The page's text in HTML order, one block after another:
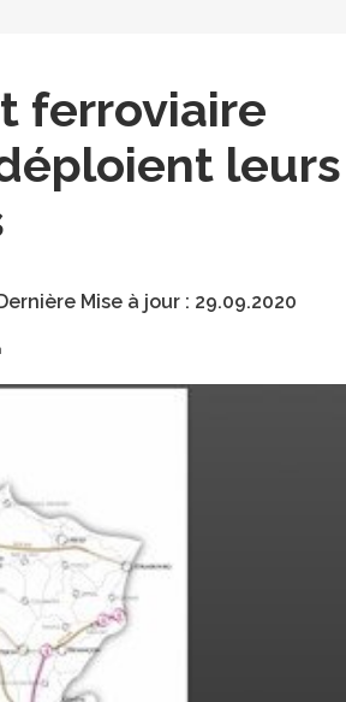
ferroviaire
leurs
Mise à jour : 29.09.2020